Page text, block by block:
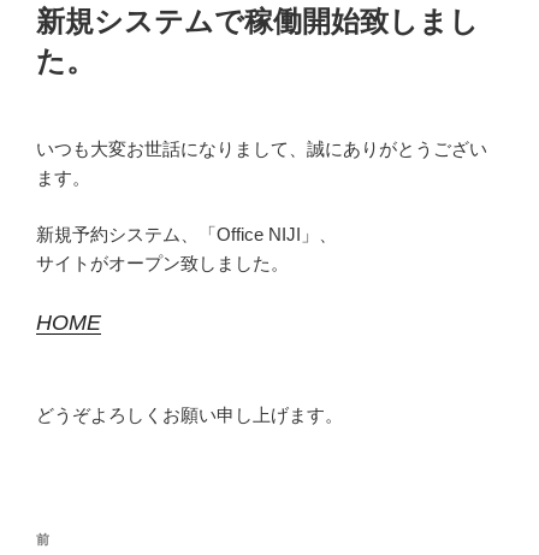
稿
日:
新規システムで稼働開始致しまし
た。
いつも大変お世話になりまして、誠にありがとうござい
ます。
新規予約システム、「Office NIJI」、
サイトがオープン致しました。
HOME
どうぞよろしくお願い申し上げます。
投
過
前